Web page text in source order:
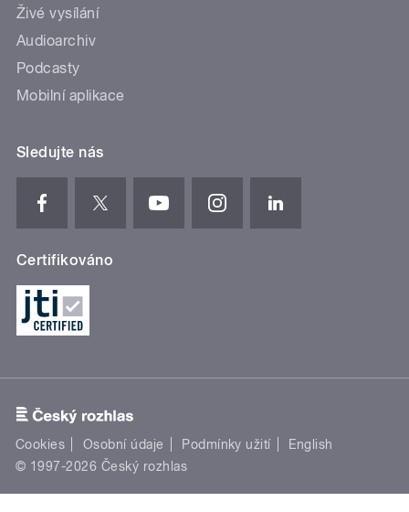
Živé vysílání
Audioarchiv
Podcasty
Mobilní aplikace
Sledujte nás
Certifikováno
Cookies Osobní údaje Podmínky užití
English
© 1997-2026 Český rozhlas